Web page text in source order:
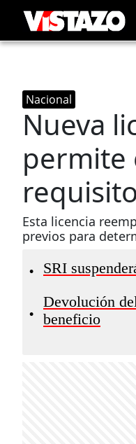
Nacional
Nueva
permite
Esta licencia
previos para
• SRI
•
Devolución
beneficio